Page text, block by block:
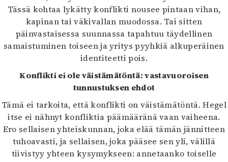
Tässä kohtaa lykätty konflikti nousee pintaan vihan,
kapinan tai väkivallan muodossa. Tai sitten
päinvastaisessa suunnassa tapahtuu täydellinen
samaistuminen toiseen ja yritys pyyhkiä alkuperäinen
identiteetti pois.
Konflikti ei ole väistämätöntä: vastavuoroisen
tunnustuksen ehdot
Tämä ei tarkoita, että konflikti on väistämätöntä. Hegel
itse ei nähnyt konfliktia päämääränä vaan vaiheena.
Ero sellaisen yhteiskunnan, joka elää tämän jännitteen
tuhoavasti, ja sellaisen, joka pääsee sen yli, välillä
tiivistyy yhteen kysymykseen: annetaanko toiselle